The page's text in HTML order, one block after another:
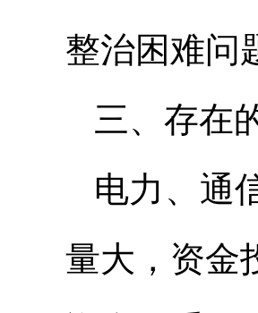
整治困难问
三、存在
电力、通
量大，资金